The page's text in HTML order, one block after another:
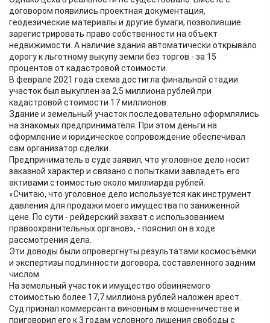
договором появились проектная документация,
геодезические материалы и другие бумаги, позволившие
зарегистрировать право собственности на объект
недвижимости. А наличие здания автоматически открывало
дорогу к льготному выкупу земли без торгов - за 15
процентов от кадастровой стоимости.
В феврале 2021 года схема достигла финальной стадии:
участок был выкуплен за 2,5 миллиона рублей при
кадастровой стоимости 17 миллионов.
Здание и земельный участок последовательно оформлялись
на знакомых предпринимателя. При этом деньги на
оформление и юридическое сопровождение обеспечивал
сам организатор сделки.
Предприниматель в суде заявил, что уголовное дело носит
заказной характер и связано с попытками завладеть его
активами стоимостью около миллиарда рублей.
«Считаю, что уголовное дело используется как инструмент
давления для продажи моего имущества по заниженной
цене. По сути - рейдерский захват с использованием
правоохранительных органов», - пояснил он в ходе
рассмотрения дела.
Эти доводы были опровергнуты результатами космосъёмки
и экспертизы подлинности договора, составленного задним
числом.
На земельный участок и имущество обвиняемого
стоимостью более 17,7 миллиона рублей наложен арест.
Суд признал коммерсанта виновным в мошенничестве и
приговорил его к 3 годам условного лишения свободы с